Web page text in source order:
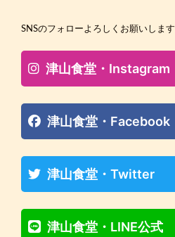
SNSのフォローよろしくお願いします
津山食堂・Instagram
津山食堂・Facebook
津山食堂・Twitter
津山食堂・LINE公式